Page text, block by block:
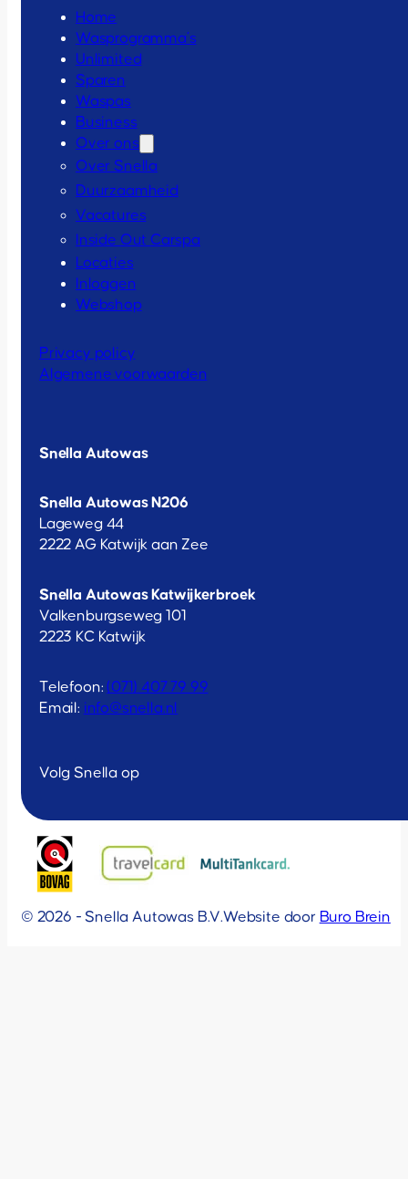
Home
Wasprogramma’s
Unlimited
Sparen
Waspas
Business
Over ons
Over Snella
Duurzaamheid
Vacatures
Inside Out Carspa
Locaties
Inloggen
Webshop
Privacy policy
Algemene voorwaarden
Snella Autowas
Snella Autowas N206
Lageweg 44
2222 AG Katwijk aan Zee
Snella Autowas Katwijkerbroek
Valkenburgseweg 101
2223 KC Katwijk
Telefoon:(071) 407 79 99
Email: info@snella.nl
Volg Snella op
© 2026 - Snella Autowas B.V.Website door Buro Brein